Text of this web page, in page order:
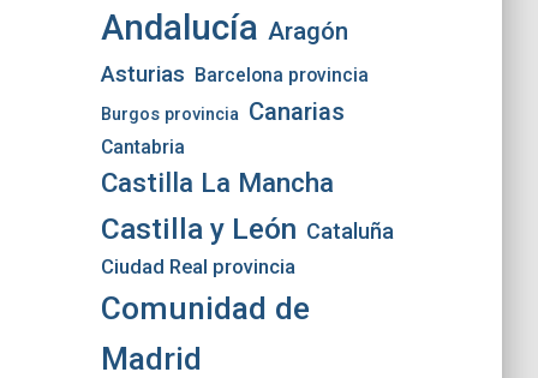
Andalucía Aragón
Asturias Barcelona provincia
Burgos provincia Canarias
Cantabria
Castilla La Mancha
Castilla y León Cataluña
Ciudad Real provincia
Comunidad de
Madrid